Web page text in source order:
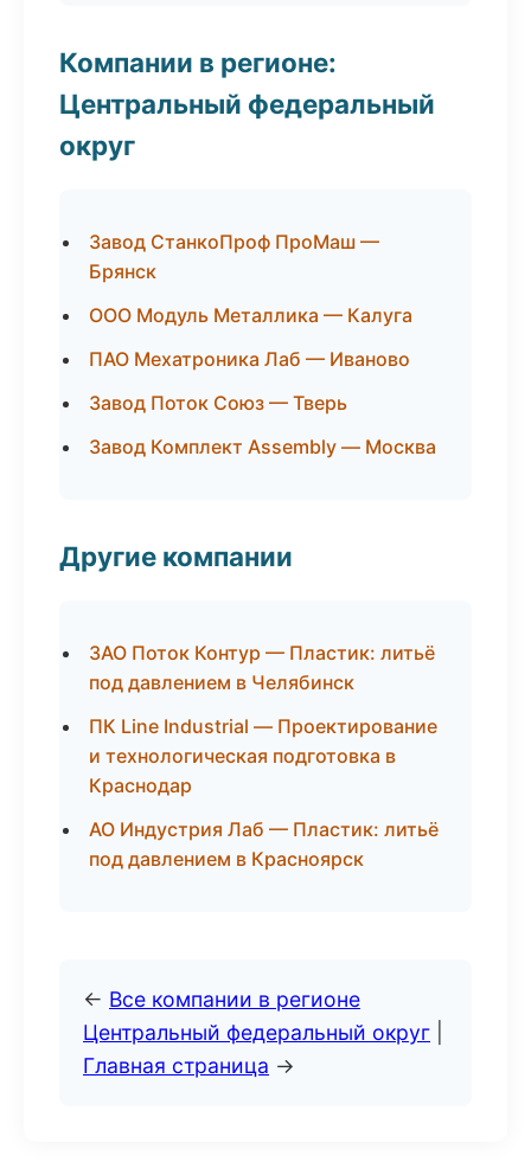
Компании в регионе:
Центральный федеральный
округ
Завод СтанкоПроф ПроМаш —
Брянск
ООО Модуль Металлика — Калуга
ПАО Мехатроника Лаб — Иваново
Завод Поток Союз — Тверь
Завод Комплект Assembly — Москва
Другие компании
ЗАО Поток Контур — Пластик: литьё
под давлением в Челябинск
ПК Line Industrial — Проектирование
и технологическая подготовка в
Краснодар
АО Индустрия Лаб — Пластик: литьё
под давлением в Красноярск
← Все компании в регионе
Центральный федеральный округ
Главная страница →